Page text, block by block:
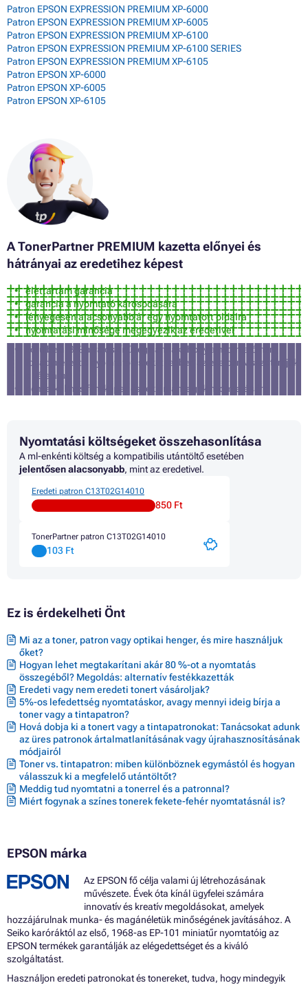
Patron EPSON EXPRESSION PREMIUM XP-6000
Patron EPSON EXPRESSION PREMIUM XP-6005
Patron EPSON EXPRESSION PREMIUM XP-6100
Patron EPSON EXPRESSION PREMIUM XP-6100 SERIES
Patron EPSON EXPRESSION PREMIUM XP-6105
Patron EPSON XP-6000
Patron EPSON XP-6005
Patron EPSON XP-6105
A TonerPartner PREMIUM kazetta előnyei és
hátrányai az eredetihez képest
élettartam garancia
garancia a nyomtató károsodására
lényegesen alacsonyabb ár egy nyomtatott oldalra
nyomtatási minősége megegyezik az eredetivel
körülbelül 3% a valószínűsége annak, hogy a nyomtató nem
fogadja el ezt a nyomtatófestéket (ebben az esetben visszatérítjük
a vételárat)
nem alkalmas fényképek és reklámanyagok nyomtatására
Nyomtatási költségeket összehasonlítása
A ml-enkénti költség a kompatibilis utántöltő esetében
jelentősen alacsonyabb, mint az eredetivel.
Eredeti patron C13T02G14010
850 Ft
TonerPartner patron C13T02G14010
103 Ft
Ez is érdekelheti Önt
Mi az a toner, patron vagy optikai henger, és mire használjuk
őket?
Hogyan lehet megtakarítani akár 80 %-ot a nyomtatás
összegéből? Megoldás: alternatív festékkazetták
Eredeti vagy nem eredeti tonert vásároljak?
5%-os lefedettség nyomtatáskor, avagy mennyi ideig bírja a
toner vagy a tintapatron?
Hová dobja ki a tonert vagy a tintapatronokat: Tanácsokat adunk
az üres patronok ártalmatlanításának vagy újrahasznosításának
módjairól
Toner vs. tintapatron: miben különböznek egymástól és hogyan
válasszuk ki a megfelelő utántöltőt?
Meddig tud nyomtatni a tonerrel és a patronnal?
Miért fogynak a színes tonerek fekete-fehér nyomtatásnál is?
EPSON márka
Az EPSON fő célja valami új létrehozásának
művészete. Évek óta kínál ügyfelei számára
innovatív és kreatív megoldásokat, amelyek
hozzájárulnak munka- és magánéletük minőségének javításához. A
Seiko karóráktól az első, 1968-as EP-101 miniatűr nyomtatóig az
EPSON termékek garantálják az elégedettséget és a kiváló
szolgáltatást.
Használjon eredeti patronokat és tonereket, tudva, hogy mindegyik